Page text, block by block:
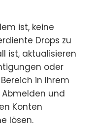
ist, keine
Drops zu
ist, aktualisieren
oder
in Ihrem
und
Konten
lösen.